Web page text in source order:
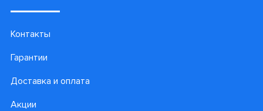
Контакты
Гарантии
Доставка и оплата
Акции